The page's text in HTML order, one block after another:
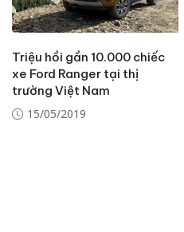
Triệu hồi gần 10.000 chiếc
xe Ford Ranger tại thị
trường Việt Nam
15/05/2019